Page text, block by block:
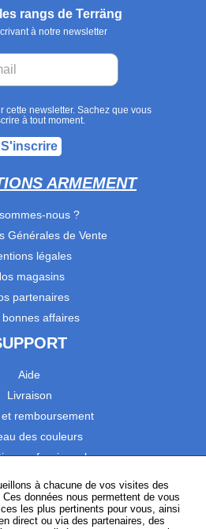
rangs de Terräng
à notre newsletter
cette newsletter. Sachez que vous
à tout moment.
S'inscrire
ARMEMENT
nous ?
Générales de Vente
légales
magasins
partenaires
bonnes affaires
Aide
Livraison
remboursement
des couleurs
professionnels
Clients
à chacune de vos visites des
données nous permettent de vous
les plus pertinents pour vous, ainsi
direct ou via des partenaires, des